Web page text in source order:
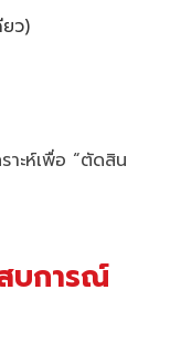
ว)
าะห์เพื่อ “ตัดสิน
บการณ์